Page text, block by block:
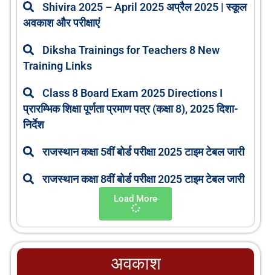
Shivira 2025 – April 2025 अप्रैल 2025 | स्कूल
अवकाश और परीक्षाएं
Diksha Trainings for Teachers 8 New
Training Links
Class 8 Board Exam 2025 Directions I
प्रारम्भिक शिक्षा पूर्णता प्रमाण पत्र (कक्षा 8), 2025 दिशा-
निर्देश
राजस्थान कक्षा 5वीं बोर्ड परीक्षा 2025 टाइम टेबल जारी
राजस्थान कक्षा 8वीं बोर्ड परीक्षा 2025 टाइम टेबल जारी
Load More
अवकाश